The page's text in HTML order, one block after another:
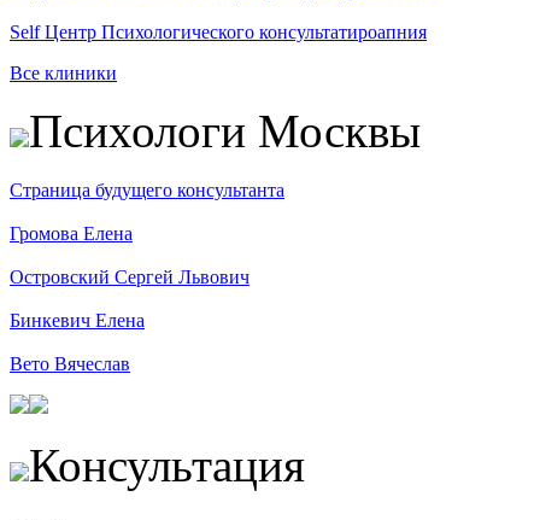
Self Центр Психологического консультатироапния
Все клиники
Психологи Москвы
Страница будущего консультанта
Громова Елена
Островский Сергей Львович
Бинкевич Елена
Вето Вячеслав
Консультация